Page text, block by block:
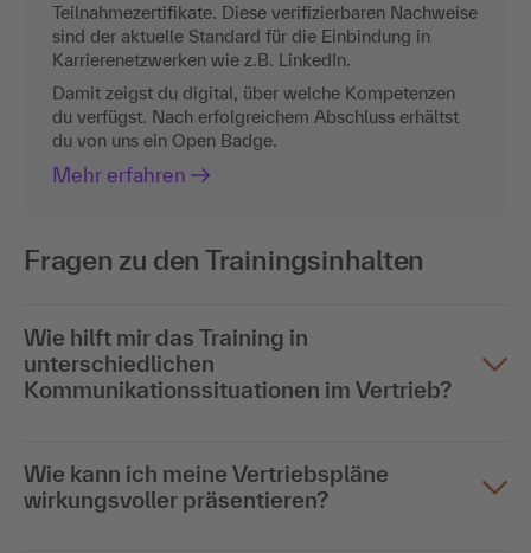
Teilnahmezertifikate. Diese verifizierbaren Nachweise
sind der aktuelle Standard für die Einbindung in
Karrierenetzwerken wie z.B. LinkedIn.
Damit zeigst du digital, über welche Kompetenzen
du verfügst. Nach erfolgreichem Abschluss erhältst
du von uns ein Open Badge.
Mehr erfahren
Fragen zu den Trainingsinhalten
Wie hilft mir das Training in
unterschiedlichen
Kommunikationssituationen im Vertrieb?
Wie kann ich meine Vertriebspläne
wirkungsvoller präsentieren?